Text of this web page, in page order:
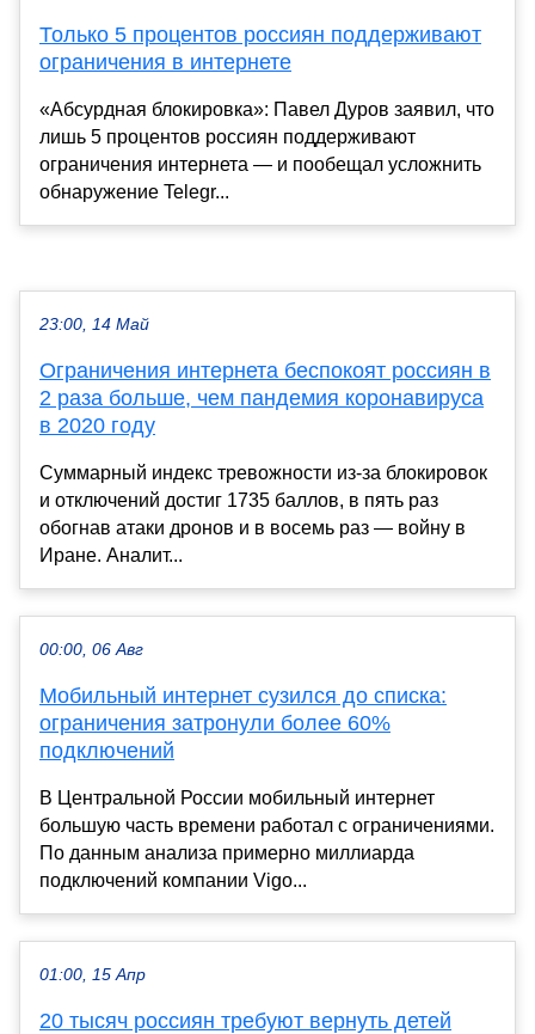
Только 5 процентов россиян поддерживают
ограничения в интернете
«Абсурдная блокировка»: Павел Дуров заявил, что
лишь 5 процентов россиян поддерживают
ограничения интернета — и пообещал усложнить
обнаружение Telegr...
23:00, 14 Май
Ограничения интернета беспокоят россиян в
2 раза больше, чем пандемия коронавируса
в 2020 году
Суммарный индекс тревожности из-за блокировок
и отключений достиг 1735 баллов, в пять раз
обогнав атаки дронов и в восемь раз — войну в
Иране. Аналит...
00:00, 06 Авг
Мобильный интернет сузился до списка:
ограничения затронули более 60%
подключений
В Центральной России мобильный интернет
большую часть времени работал с ограничениями.
По данным анализа примерно миллиарда
подключений компании Vigo...
01:00, 15 Апр
20 тысяч россиян требуют вернуть детей